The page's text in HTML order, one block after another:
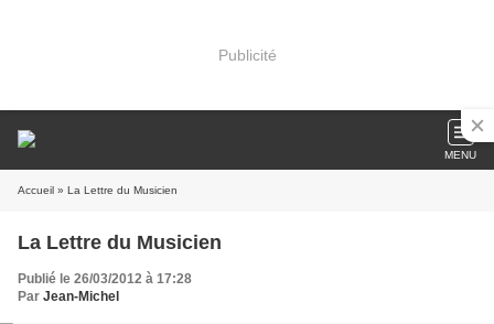
Publicité
MENU
Accueil » La Lettre du Musicien
La Lettre du Musicien
Publié le 26/03/2012 à 17:28
Par Jean-Michel